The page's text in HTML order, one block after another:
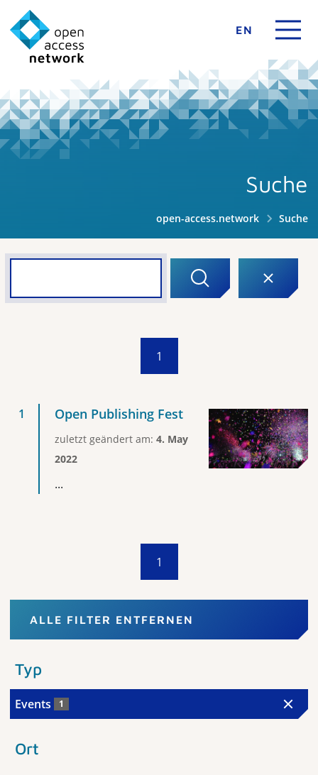
EN
Suche
open-access.network Suche
1
Open Publishing Fest
zuletzt geändert am: 4. May
2022
...
1
ALLE FILTER ENTFERNEN
Typ
Events 1
Ort